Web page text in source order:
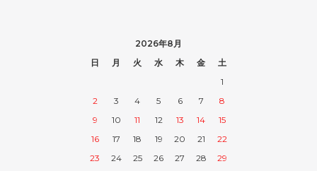
2026年8月
日
月 火 水 木 金
土
1
2
3 4 5 6 7
8
9
10 11 12 13 14
15
16
17 18 19 20 21
22
23
24 25 26 27 28
29